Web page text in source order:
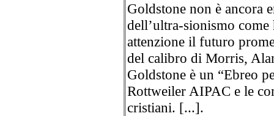
Goldstone non è ancora
dell’ultra-sionismo
attenzione il futuro
del calibro di Morris,
Goldstone è un “Ebreo
Rottweiler AIPAC e le
cristiani. [...].